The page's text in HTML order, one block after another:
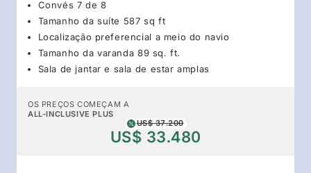
Convés 7 de 8
Tamanho da suíte 587 sq ft
Localização preferencial a meio do navio
Tamanho da varanda 89 sq. ft.
Sala de jantar e sala de estar amplas
OS PREÇOS COMEÇAM A
ALL-INCLUSIVE PLUS
US$ 37.200
US$ 33.480